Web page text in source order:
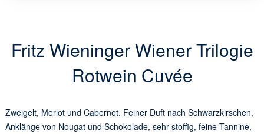
Fritz Wieninger Wiener Trilogie
Rotwein Cuvée
Zweigelt, Merlot und Cabernet. Feiner Duft nach Schwarzkirschen,
Anklänge von Nougat und Schokolade, sehr stoffig, feine Tannine,